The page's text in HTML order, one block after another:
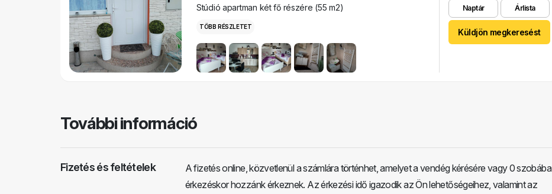
Stúdió apartman két fő részére (55 m2)
TÖBB RÉSZLETET
Naptár Árlista
Küldjön megkeresést
További információ
Fizetés és feltételek
A fizetés online, közvetlenül a számlára történhet, amelyet a vendég kérésére vagy 0 szobába
érkezéskor hozzánk érkeznek. Az érkezési idő igazodik az Ön lehetőségeihez, valamint az